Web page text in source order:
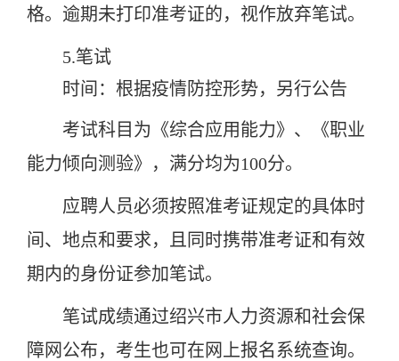
格。逾期未打印准考证的，视作放弃笔试。
5.笔试
时间：根据疫情防控形势，另行公告
考试科目为《综合应用能力》、《职业
能力倾向测验》，满分均为100分。
应聘人员必须按照准考证规定的具体时
间、地点和要求，且同时携带准考证和有效
期内的身份证参加笔试。
笔试成绩通过绍兴市人力资源和社会保
障网公布，考生也可在网上报名系统查询。